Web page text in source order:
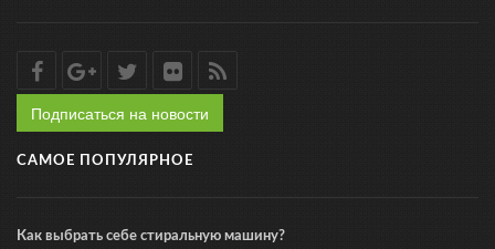
Подписаться на новости
САМОЕ ПОПУЛЯРНОЕ
Как выбрать себе стиральную машину?